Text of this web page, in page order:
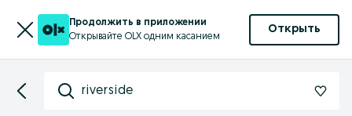
Продолжить в приложении
Открывайте OLX одним касанием
Открыть
riverside